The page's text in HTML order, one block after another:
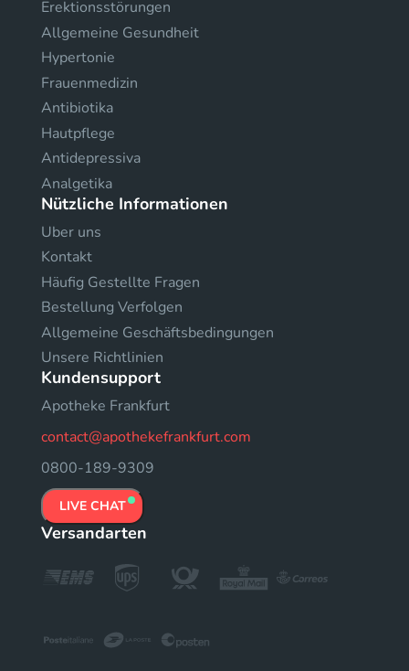
Erektionsstörungen
Allgemeine Gesundheit
Hypertonie
Frauenmedizin
Antibiotika
Hautpflege
Antidepressiva
Analgetika
Nützliche Informationen
Uber uns
Kontakt
Häufig Gestellte Fragen
Bestellung Verfolgen
Allgemeine Geschäftsbedingungen
Unsere Richtlinien
Kundensupport
Apotheke Frankfurt
contact@apothekefrankfurt.com
0800-189-9309
LIVE CHAT
Versandarten